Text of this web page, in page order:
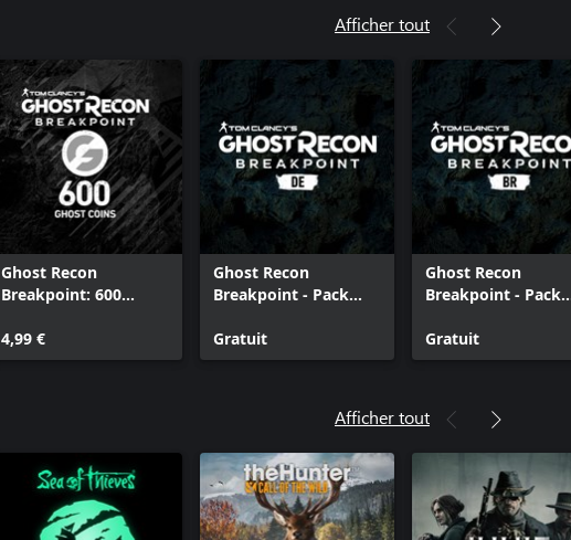
Afficher tout
Ghost Recon
Breakpoint: 600
4,99 €
Ghost Recon
Breakpoint - Pack
Gratuit
Ghost Recon
Breakpoint - Pack
(Brésil)
Gratuit
Afficher tout